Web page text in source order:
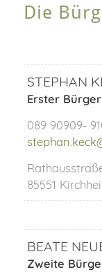
Die
STEPHAN
Erster
089 90909-
85551
BEATE
Zweite